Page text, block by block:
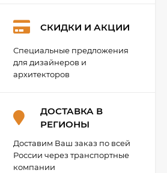
СКИДКИ И АКЦИИ
Специальные предложения
для дизайнеров и
архитекторов
ДОСТАВКА В
РЕГИОНЫ
Доставим Ваш заказ по всей
России через транспортные
компании